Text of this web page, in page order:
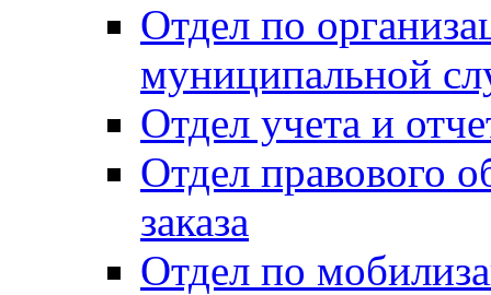
Отдел по
муниципальной
Отдел учета и
Отдел правового
заказа
Отдел по